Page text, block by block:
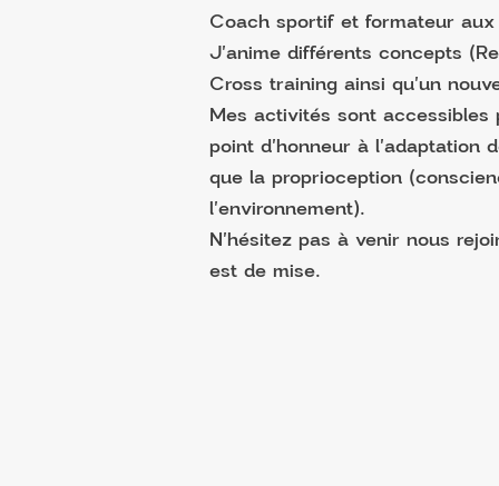
Coach sportif et formateur
J'anime différents concepts
Cross training ainsi qu'un
Mes activités sont
point d'honneur à l'adaptation
que la proprioception
l'environnement).
N'hésitez pas à venir nous
est de mise.